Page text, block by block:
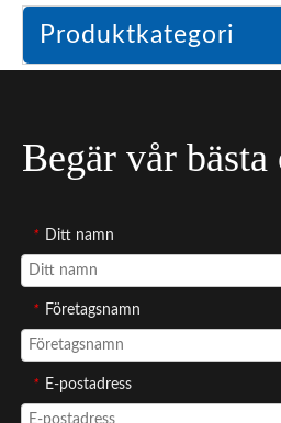
Produktkategori
Begär vår
* Ditt namn
* Företagsnamn
* E-postadress